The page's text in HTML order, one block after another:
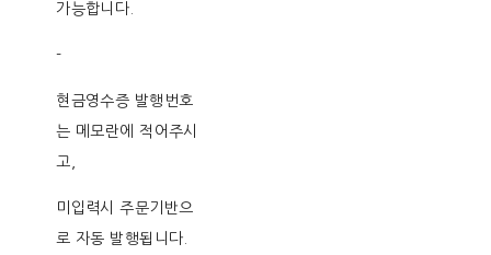
가능합니다.
-
현금영수증 발행번호
는 메모란에 적어주시
고,
미입력시 주문기반으
로 자동 발행됩니다.